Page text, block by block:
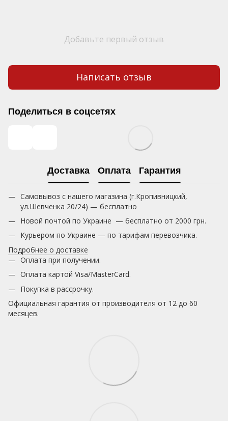
Добавьте первый отзыв
Написать отзыв
Поделиться в соцсетях
Доставка Оплата Гарантия
Самовывоз с нашего магазина (г.Кропивницкий,
ул.Шевченка 20/24) — бесплатно
Новой почтой по Украине — бесплатно от 2000 грн.
Курьером по Украине — по тарифам перевозчика.
Подробнее о доставке
Оплата при получении.
Оплата картой Visa/MasterCard.
Покупка в рассрочку.
Официальная гарантия от производителя от 12 до 60
месяцев.